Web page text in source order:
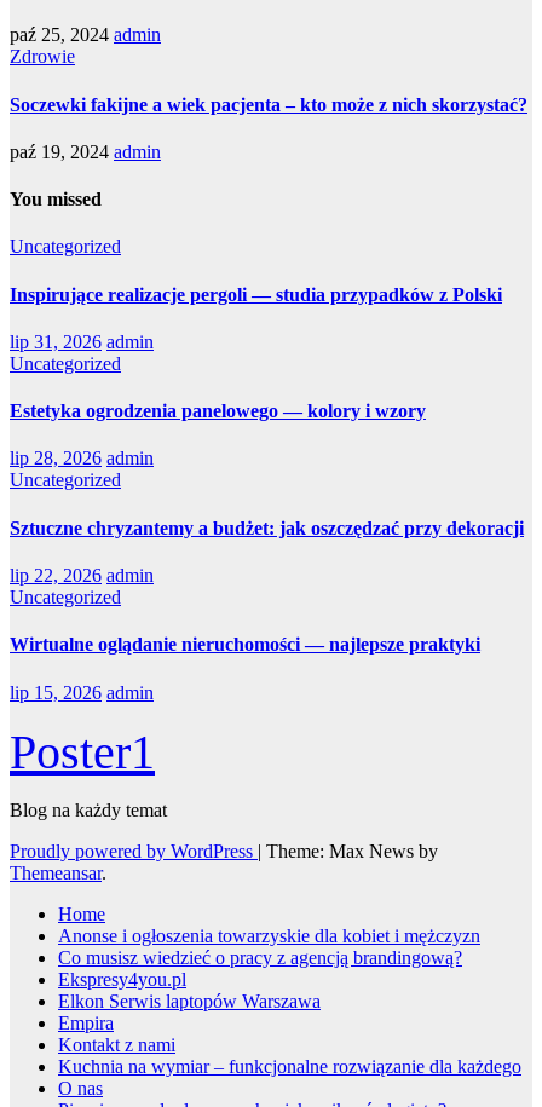
paź 25, 2024 admin
Zdrowie
Soczewki fakijne a wiek pacjenta – kto może z nich skorzystać?
paź 19, 2024 admin
You missed
Uncategorized
Inspirujące realizacje pergoli — studia przypadków z Polski
lip 31, 2026 admin
Uncategorized
Estetyka ogrodzenia panelowego — kolory i wzory
lip 28, 2026 admin
Uncategorized
Sztuczne chryzantemy a budżet: jak oszczędzać przy dekoracji
lip 22, 2026 admin
Uncategorized
Wirtualne oglądanie nieruchomości — najlepsze praktyki
lip 15, 2026 admin
Poster1
Blog na każdy temat
Proudly powered by WordPress | Theme: Max News by
Themeansar.
Home
Anonse i ogłoszenia towarzyskie dla kobiet i mężczyzn
Co musisz wiedzieć o pracy z agencją brandingową?
Ekspresy4you.pl
Elkon Serwis laptopów Warszawa
Empira
Kontakt z nami
Kuchnia na wymiar – funkcjonalne rozwiązanie dla każdego
O nas